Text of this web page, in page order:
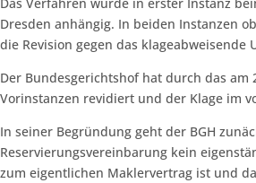
Dresden anhängig. In beiden Instanzen
die Revision gegen das
Der Bundesgerichtshof hat durch das
Vorinstanzen revidiert und der Klage im
In seiner Begründung geht der BGH
Reservierungsvereinbarung kein
zum eigentlichen Maklervertrag ist und